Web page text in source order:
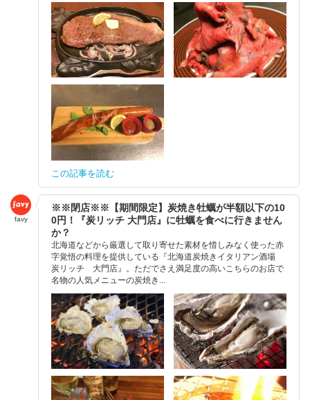
この記事を読む
favy
※※閉店※※【期間限定】炭焼き牡蠣が半額以下の10
0円！『炭リッチ 大門店』に牡蠣を食べに行きません
か？
北海道などから厳選して取り寄せた素材を惜しみなく使った赤
字覚悟の料理を提供している『北海道炭焼きイタリアン酒場
炭リッチ 大門店』。ただでさえ満足度の高いこちらのお店で
名物の人気メニューの炭焼き...